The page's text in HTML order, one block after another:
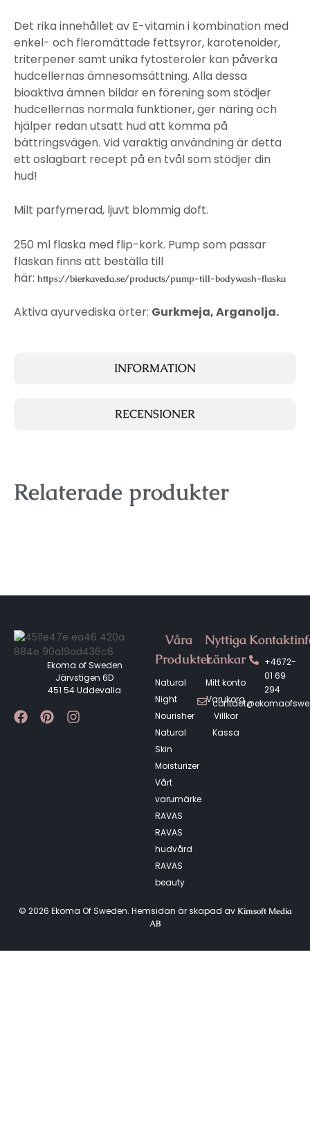
INFORMATION
RECENSIONER
Det rika innehållet av E-vitamin i kombination med
enkel- och fleromättade fettsyror, karotenoider,
triterpener samt unika fytosteroler kan påverka
hudcellernas ämnesomsättning. Alla dessa
bioaktiva ämnen bildar en förening som stödjer
hudcellernas normala funktioner, ger näring och
hjälper redan utsatt hud att komma på
bättringsvägen. Vid varaktig användning är detta
ett oslagbart recept på en tvål som stödjer din
hud!
Milt parfymerad, ljuvt blommig doft.
250 ml flaska med flip-kork. Pump som passar
flaskan finns att beställa till
här: https://bierkaveda.se/products/pump-till-bodywash-flaska
Aktiva ayurvediska örter: Gurkmeja, Arganolja.
Relaterade produkter
Ekoma of Sweden
Järvstigen 6D
451 54 Uddevalla
Våra
Produkter
Natural
Night
Nourisher
Natural
Skin
Moisturizer
Vårt
varumärke
RAVAS
RAVAS
hudvård
RAVAS
beauty
Nyttiga
Länkar
Mitt konto
Varukorg
Villkor
Kassa
+4672-
01 69
294
© 2026 Ekoma Of Sweden. Hemsidan är skapad av Kimsoft Media
AB